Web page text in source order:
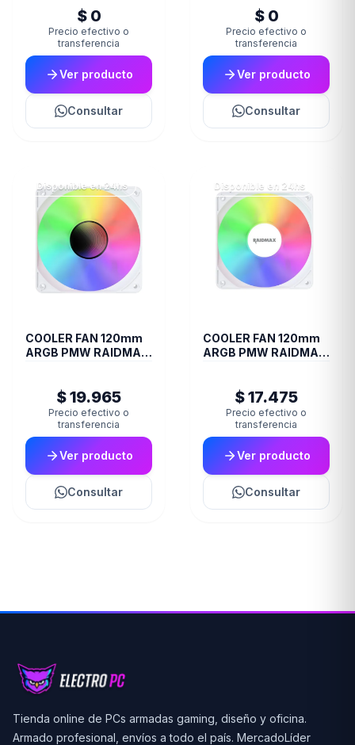
$ 0
Precio efectivo o
transferencia
Ver producto
Consultar
$ 0
Precio efectivo o
transferencia
Ver producto
Consultar
Disponible en 24hs
COOLER FAN 120mm
ARGB PMW RAIDMAX
$ 19.965
Precio efectivo o
transferencia
Ver producto
Consultar
Disponible en 24hs
COOLER FAN 120mm
ARGB PMW RAIDMAX
$ 17.475
Precio efectivo o
transferencia
Ver producto
Consultar
Tienda online de PCs armadas gaming, diseño y oficina.
Armado profesional, envíos a todo el país. MercadoLíder